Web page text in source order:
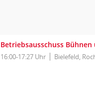
Betriebsausschuss
16:00-17:27 Uhr Bielefeld,